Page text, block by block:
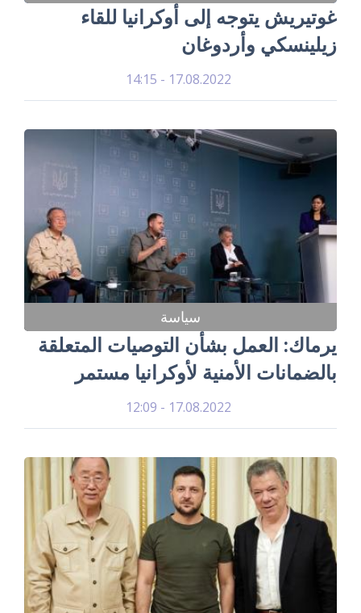
غوتيريش يتوجه إلى أوكرانيا للقاء
زيلينسكي وأردوغان
17.08.2022 - 14:15
سياسة
يرماك: العمل بشأن التوصيات المتعلقة
بالضمانات الأمنية لأوكرانيا مستمر
17.08.2022 - 12:09